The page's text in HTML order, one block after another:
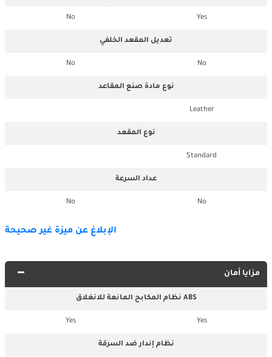
Yes
No
تعديل المقعد الخلفي
No
No
نوع مادة صنع المقاعد
Leather
نوع المقعد
Standard
عداد السرعة
No
No
الإبلاغ عن ميزة غير صحيحة
مزايا أمان
نظام المكابح المانعة للانغلاق ABS
Yes
Yes
نظام إندار ضد السرقة